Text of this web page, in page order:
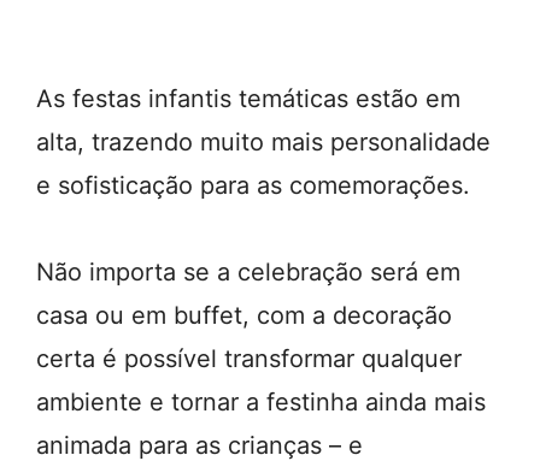
As festas infantis temáticas estão em
alta, trazendo muito mais personalidade
e sofisticação para as comemorações.
Não importa se a celebração será em
casa ou em buffet, com a decoração
certa é possível transformar qualquer
ambiente e tornar a festinha ainda mais
animada para as crianças – e